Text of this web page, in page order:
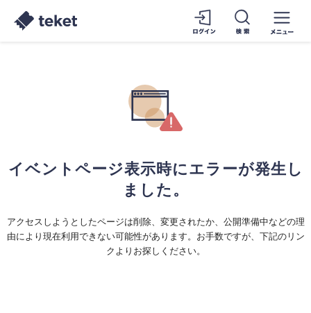
イベントページ表示時にエラーが発生し
ました。
アクセスしようとしたページは削除、変更されたか、公開準備中などの理
由により現在利用できない可能性があります。お手数ですが、下記のリン
クよりお探しください。